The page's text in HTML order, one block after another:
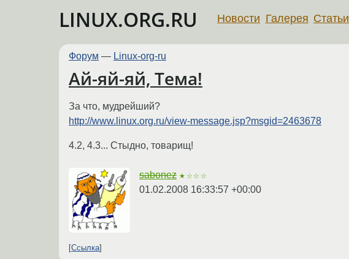
LINUX.ORG.RU Новости Галерея Статьи
Форум — Linux-org-ru
Ай-яй-яй, Тема!
За что, мудрейший?
http://www.linux.org.ru/view-message.jsp?msgid=2463678
4.2, 4.3... Стыдно, товарищ!
sabonez ★☆☆☆
01.02.2008 16:33:57 +00:00
Ссылка